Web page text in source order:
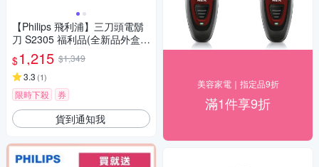
【Philips 飛利浦】三刀頭電鬍
刀 S2305 福利品(全新品外盒凹
損)
$1,215 $1,349
3.3 (1)
限時下殺 券
貨到通知我
美容家電｜指定品9折
滿1件享9折